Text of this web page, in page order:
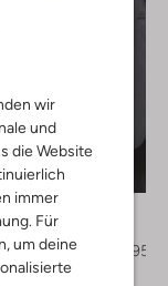
wir
und
die Website
immer
Für
um deine
Letzter Artikel
-20%
Blazer
€ 159,95
€ 127,95